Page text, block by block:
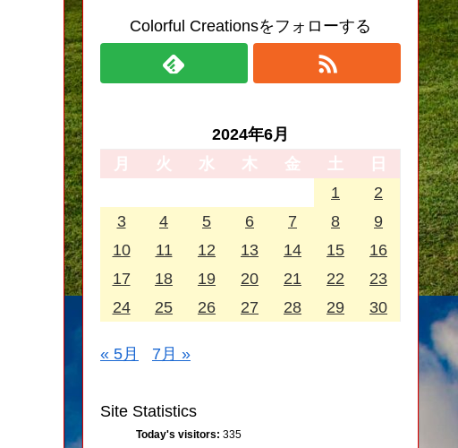
Colorful Creationsをフォローする
2024年6月
月
火 水 木 金 土
日
1
2
3
4 5 6 7 8
9
10
11 12 13 14 15
16
17
18 19 20 21 22
23
24
25 26 27 28 29 30
« 5月 7月 »
Site Statistics
Today's visitors: 335